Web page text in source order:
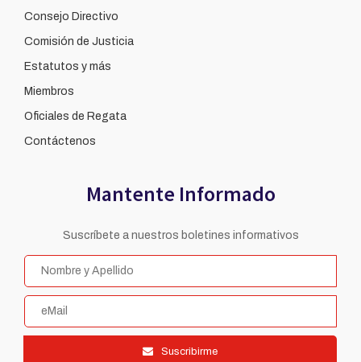
Consejo Directivo
Comisión de Justicia
Estatutos y más
Miembros
Oficiales de Regata
Contáctenos
Mantente Informado
Suscríbete a nuestros boletines informativos
Suscribirme